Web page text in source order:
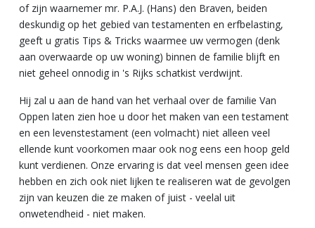
of zijn waarnemer mr. P.A.J. (Hans) den Braven, beiden
deskundig op het gebied van testamenten en erfbelasting,
geeft u gratis Tips & Tricks waarmee uw vermogen (denk
aan overwaarde op uw woning) binnen de familie blijft en
niet geheel onnodig in 's Rijks schatkist verdwijnt.
Hij zal u aan de hand van het verhaal over de familie Van
Oppen laten zien hoe u door het maken van een testament
en een levenstestament (een volmacht) niet alleen veel
ellende kunt voorkomen maar ook nog eens een hoop geld
kunt verdienen. Onze ervaring is dat veel mensen geen idee
hebben en zich ook niet lijken te realiseren wat de gevolgen
zijn van keuzen die ze maken of juist - veelal uit
onwetendheid - niet maken.